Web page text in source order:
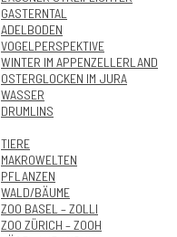
GASTERNTAL
ADELBODEN
VOGELPERSPEKTIVE
WINTER IM APPENZELLERLAND
OSTERGLOCKEN IM JURA
WASSER
DRUMLINS
TIERE
MAKROWELTEN
PFLANZEN
WALD/BÄUME
ZOO BASEL – ZOLLI
ZOO ZÜRICH – ZOOH